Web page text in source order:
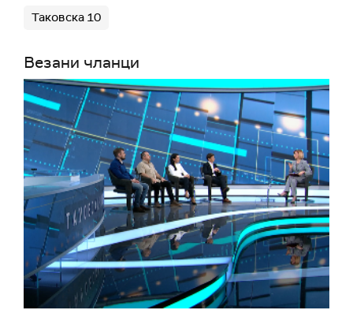
Таковска 10
Везани чланци